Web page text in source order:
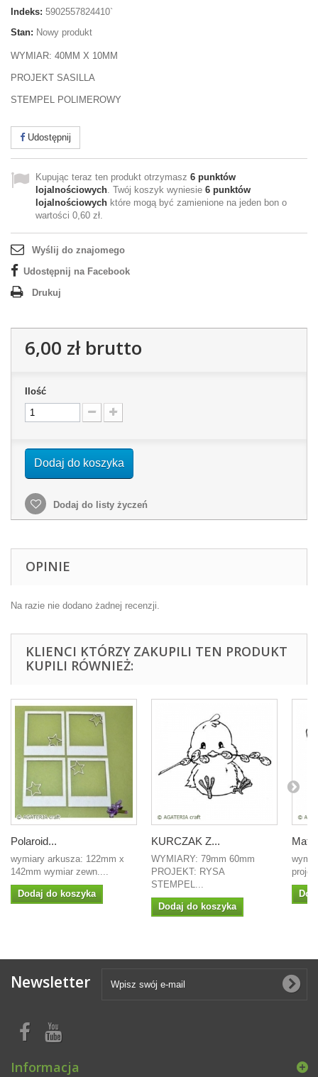
Indeks: 5902557824410`
Stan: Nowy produkt
WYMIAR: 40MM X 10MM
PROJEKT SASILLA
STEMPEL POLIMEROWY
Udostępnij
Kupując teraz ten produkt otrzymasz 6 punktów
lojalnościowych. Twój koszyk wyniesie 6 punktów
lojalnościowych które mogą być zamienione na jeden bon o
wartości 0,60 zł.
Wyślij do znajomego
Udostępnij na Facebook
Drukuj
6,00 złbrutto
Ilość
Dodaj do koszyka
Dodaj do listy życzeń
OPINIE
Na razie nie dodano żadnej recenzji.
KLIENCI KTÓRZY ZAKUPILI TEN PRODUKT
KUPILI RÓWNIEŻ:
Polaroid...
wymiary arkusza: 122mm x
142mm wymiar zewn....
Dodaj do koszyka
KURCZAK Z...
WYMIARY: 79mm 60mm
PROJEKT: RYSA
STEMPEL...
Dodaj do koszyka
Newsletter
Informacja